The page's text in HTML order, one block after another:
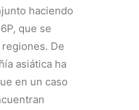
haciendo
que se
De
asiática ha
en un caso